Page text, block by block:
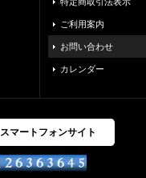
ご利用案内
お問い合わせ
カレンダー
スマートフォンサイト